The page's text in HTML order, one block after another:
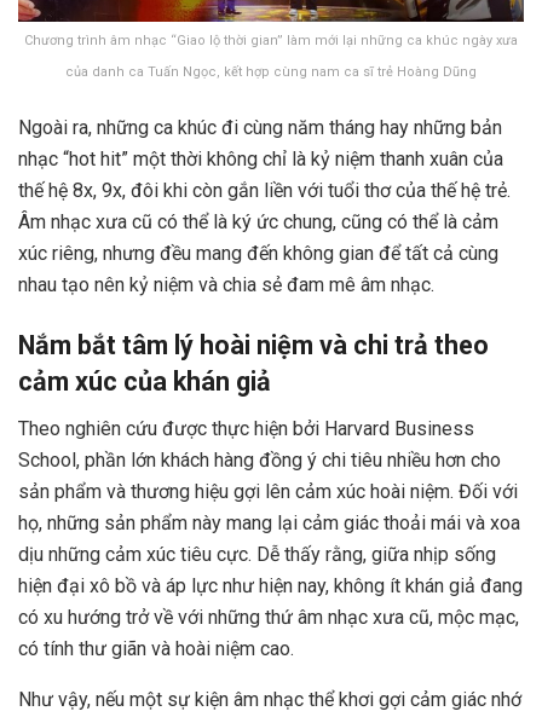
Chương trình âm nhạc “Giao lộ thời gian” làm mới lại những ca khúc ngày xưa
của danh ca Tuấn Ngọc, kết hợp cùng nam ca sĩ trẻ Hoàng Dũng
Ngoài ra, những ca khúc đi cùng năm tháng hay những bản
nhạc “hot hit” một thời không chỉ là kỷ niệm thanh xuân của
thế hệ 8x, 9x, đôi khi còn gắn liền với tuổi thơ của thế hệ trẻ.
Âm nhạc xưa cũ có thể là ký ức chung, cũng có thể là cảm
xúc riêng, nhưng đều mang đến không gian để tất cả cùng
nhau tạo nên kỷ niệm và chia sẻ đam mê âm nhạc.
Nắm bắt tâm lý hoài niệm và chi trả theo
cảm xúc của khán giả
Theo nghiên cứu được thực hiện bởi Harvard Business
School, phần lớn khách hàng đồng ý chi tiêu nhiều hơn cho
sản phẩm và thương hiệu gợi lên cảm xúc hoài niệm. Đối với
họ, những sản phẩm này mang lại cảm giác thoải mái và xoa
dịu những cảm xúc tiêu cực. Dễ thấy rằng, giữa nhịp sống
hiện đại xô bồ và áp lực như hiện nay, không ít khán giả đang
có xu hướng trở về với những thứ âm nhạc xưa cũ, mộc mạc,
có tính thư giãn và hoài niệm cao.
Như vậy, nếu một sự kiện âm nhạc thể khơi gợi cảm giác nhớ